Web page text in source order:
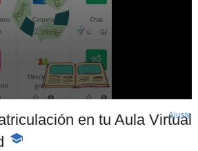
en tu Aula Virtual
-
Ajuste